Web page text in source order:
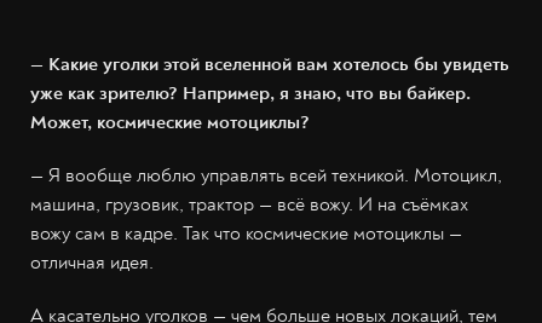
— Какие уголки этой вселенной вам хотелось бы увидеть
уже как зрителю? Например, я знаю, что вы байкер.
Может, космические мотоциклы?
— Я вообще люблю управлять всей техникой. Мотоцикл,
машина, грузовик, трактор — всё вожу. И на съёмках
вожу сам в кадре. Так что космические мотоциклы —
отличная идея.
А касательно уголков — чем больше новых локаций, тем